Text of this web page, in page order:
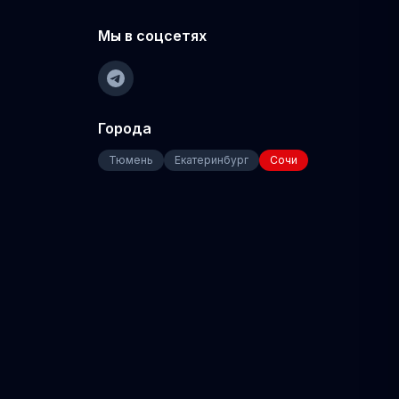
Мы в соцсетях
Города
Тюмень Екатеринбург Сочи